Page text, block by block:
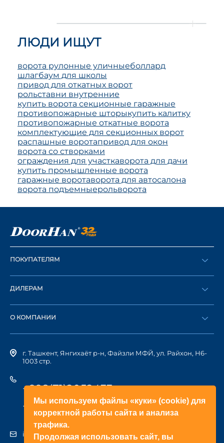
Мы используем файлы «куки» (cookie) для
корректной работы сайта и анализа
трафика.
Продолжая использовать сайт, вы
ЛЮДИ ИЩУТ
ворота рулонные уличныеболлард
шлагбаум для школы
привод для откатных ворот
рольставни внутренние
купить ворота секционные гаражные
противопожарные шторыкупить калитку
противопожарные откатные ворота
комплектующие для секционных ворот
распашные воротапривод для окон
ворота со створками
ограждения для участкаворота для дачи
купить промышленные ворота
гаражные воротаворота для автосалона
ворота подъемныерольворота
ПОКУПАТЕЛЯМ
Оформить заказ
Каталог
ДИЛЕРАМ
Стать дилером
О КОМПАНИИ
История компании
г. Ташкент, Янгихаёт р-н, Файзли МФЙ, ул. Райхон, Н6-
1003 стр.
+998(71)2052433
+998(71)2052422
info@doorhan.uz